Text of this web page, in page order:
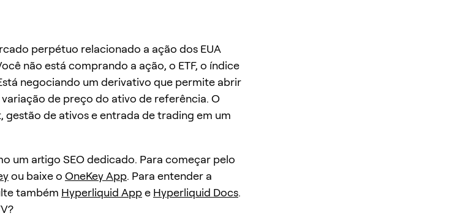
perpétuo relacionado a ação dos EUA
não está comprando a ação, o ETF, o índice
negociando um derivativo que permite abrir
de preço do ativo de referência. O
gestão de ativos e entrada de trading em um
um artigo SEO dedicado. Para começar pelo
ou baixe o OneKey App. Para entender a
também Hyperliquid Appe Hyperliquid Docs.